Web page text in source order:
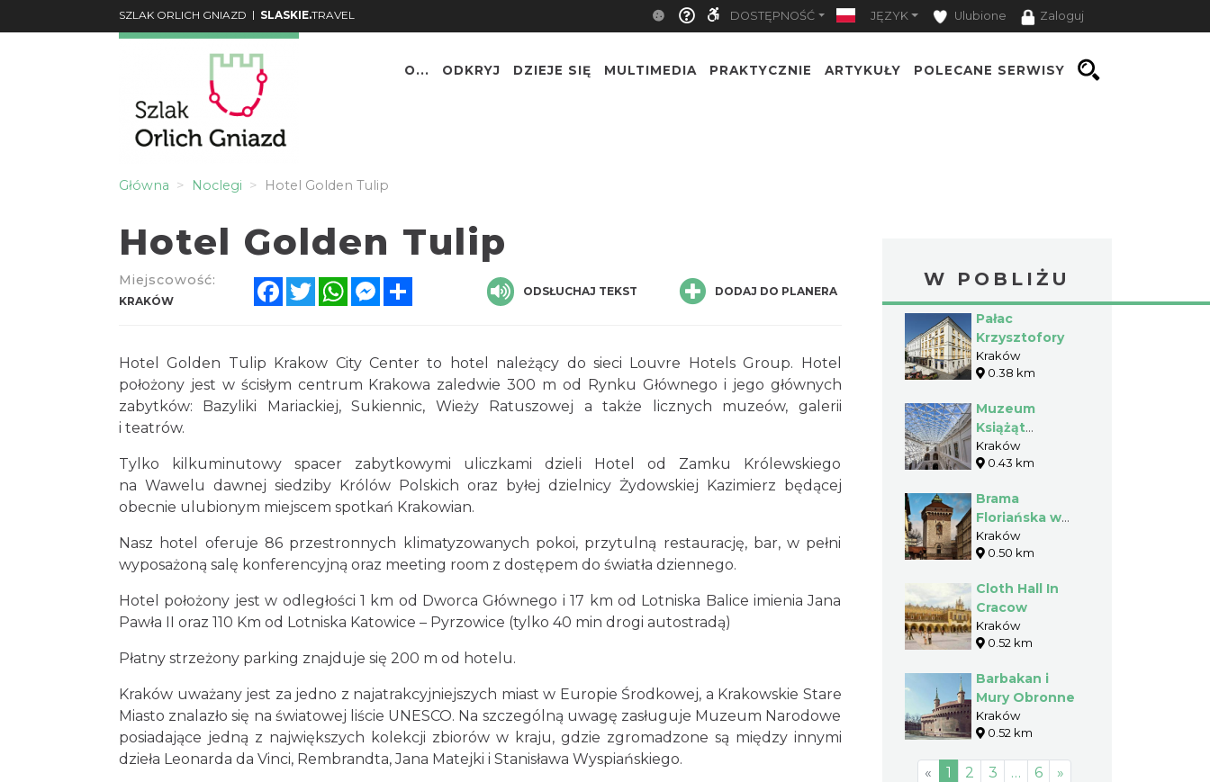
SZLAK ORLICH GNIAZD | SLASKIE.TRAVEL DOSTĘPNOŚĆ JĘZYK Ulubione Zaloguj
O... ODKRYJ DZIEJE SIĘ MULTIMEDIA PRAKTYCZNIE ARTYKUŁY POLECANE SERWISY
Główna Noclegi Hotel Golden Tulip
Hotel Golden Tulip
Miejscowość:
KRAKÓW
FacebookTwitterWhatsAppMessenger ODSŁUCHAJ TEKST DODAJ DO PLANERA
Hotel Golden Tulip Krakow City Center to hotel należący do sieci Louvre Hotels Group. Hotel
położony jest w ścisłym centrum Krakowa zaledwie 300 m od Rynku Głównego i jego głównych
zabytków: Bazyliki Mariackiej, Sukiennic, Wieży Ratuszowej a także licznych muzeów, galerii
i teatrów.
Tylko kilkuminutowy spacer zabytkowymi uliczkami dzieli Hotel od Zamku Królewskiego
na Wawelu dawnej siedziby Królów Polskich oraz byłej dzielnicy Żydowskiej Kazimierz będącej
obecnie ulubionym miejscem spotkań Krakowian.
Nasz hotel oferuje 86 przestronnych klimatyzowanych pokoi, przytulną restaurację, bar, w pełni
wyposażoną salę konferencyjną oraz meeting room z dostępem do światła dziennego.
Hotel położony jest w odległości 1 km od Dworca Głównego i 17 km od Lotniska Balice imienia Jana
Pawła II oraz 110 Km od Lotniska Katowice – Pyrzowice (tylko 40 min drogi autostradą)
Płatny strzeżony parking znajduje się 200 m od hotelu.
Kraków uważany jest za jedno z najatrakcyjniejszych miast w Europie Środkowej, a Krakowskie Stare
Miasto znalazło się na światowej liście UNESCO. Na szczególną uwagę zasługuje Muzeum Narodowe
posiadające jedną z największych kolekcji zbiorów w kraju, gdzie zgromadzone są między innymi
dzieła Leonarda da Vinci, Rembrandta, Jana Matejki i Stanisława Wyspiańskiego.
W POBLIŻU
Pałac
Krzysztofory
Kraków
0.38 km
Muzeum
Książąt
Czartoryskich
Kraków
0.43 km
Brama
Floriańska w
Krakowie
Kraków
0.50 km
Cloth Hall In
Cracow
Kraków
0.52 km
Barbakan i
Mury Obronne
Kraków
0.52 km
« 1 2 3 … 6 »